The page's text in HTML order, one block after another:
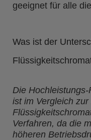
geeignet für alle
Was ist der
Die
ist im Vergleich
Verfahren, da die
höheren